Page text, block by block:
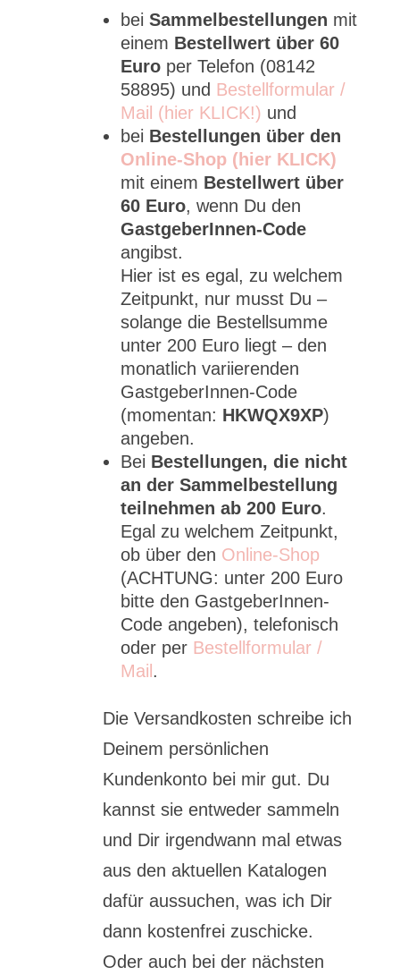
bei Sammelbestellungen mit
einem Bestellwert über 60
Euro per Telefon (08142
58895) und Bestellformular /
Mail (hier KLICK!) und
bei Bestellungen über den
Online-Shop (hier KLICK)
mit einem Bestellwert über
60 Euro, wenn Du den
GastgeberInnen-Code
angibst.
Hier ist es egal, zu welchem
Zeitpunkt, nur musst Du –
solange die Bestellsumme
unter 200 Euro liegt – den
monatlich variierenden
GastgeberInnen-Code
(momentan: HKWQX9XP)
angeben.
Bei Bestellungen, die nicht
an der Sammelbestellung
teilnehmen ab 200 Euro.
Egal zu welchem Zeitpunkt,
ob über den Online-Shop
(ACHTUNG: unter 200 Euro
bitte den GastgeberInnen-
Code angeben), telefonisch
oder per Bestellformular /
Mail .
Die Versandkosten schreibe ich
Deinem persönlichen
Kundenkonto bei mir gut. Du
kannst sie entweder sammeln
und Dir irgendwann mal etwas
aus den aktuellen Katalogen
dafür aussuchen, was ich Dir
dann kostenfrei zuschicke.
Oder auch bei der nächsten